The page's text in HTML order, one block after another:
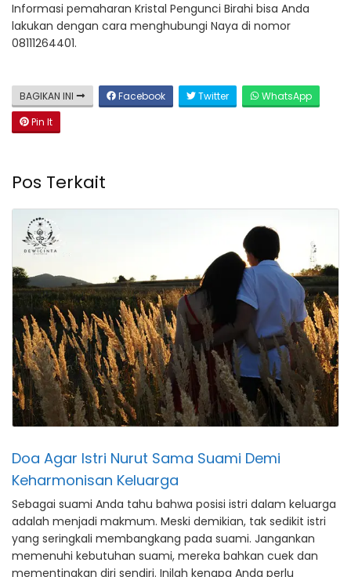
Informasi pemaharan Kristal Pengunci Birahi bisa Anda
lakukan dengan cara menghubungi Naya di nomor
08111264401.
BAGIKAN INI Facebook Twitter
WhatsApp
Pin It
Pos Terkait
Doa Agar Istri Nurut Sama Suami Demi
Keharmonisan Keluarga
Sebagai suami Anda tahu bahwa posisi istri dalam keluarga
adalah menjadi makmum. Meski demikian, tak sedikit istri
yang seringkali membangkang pada suami. Jangankan
memenuhi kebutuhan suami, mereka bahkan cuek dan
mementingkan diri sendiri. Inilah kenapa Anda perlu